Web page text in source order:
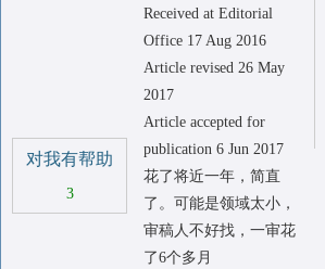
对我有帮助
3
Received at Editorial
Office 17 Aug 2016
Article revised 26 May
2017
Article accepted for
publication 6 Jun 2017
花了将近一年，简直
了。可能是领域太小，
审稿人不好找，一审花
了6个多月